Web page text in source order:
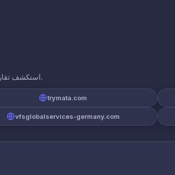
استكشف تقارير الاختراق للشركات الأخرى التي نتتبعها. انقر على أي نطاق لرؤية تعرضه.
trymata.com
vfsglobalservices-germany.com